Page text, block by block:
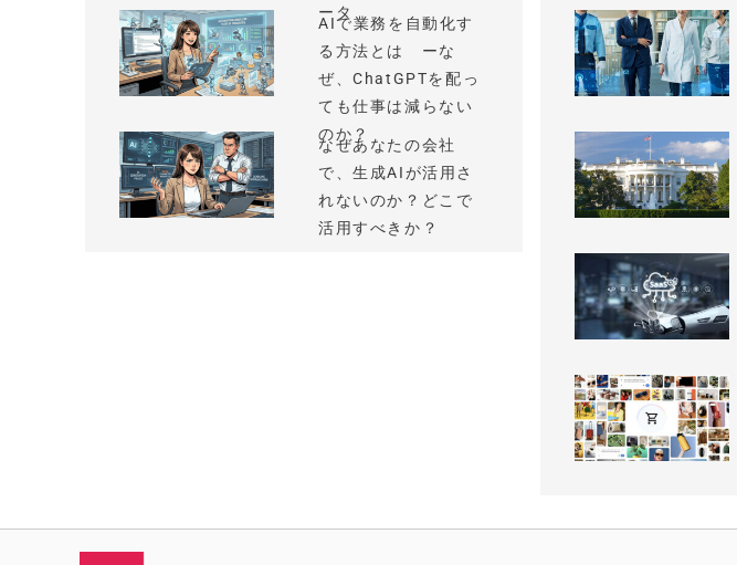
ータ
AIで業務を自動化す
る方法とは ーな
ぜ、ChatGPTを配っ
ても仕事は減らない
のか？
なぜあなたの会社
で、生成AIが活用さ
れないのか？どこで
活用すべきか？